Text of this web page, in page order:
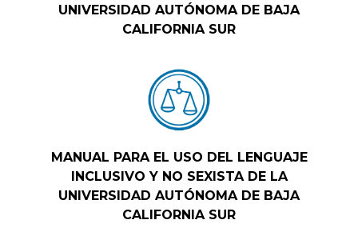
UNIVERSIDAD AUTÓNOMA DE BAJA
CALIFORNIA SUR
MANUAL PARA EL USO DEL LENGUAJE
INCLUSIVO Y NO SEXISTA DE LA
UNIVERSIDAD AUTÓNOMA DE BAJA
CALIFORNIA SUR